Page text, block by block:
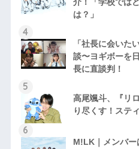
は？」
「社長に会いた
談〜ヨギボーを
長に直談判！
高尾颯斗、『リ
り尽くす！ステ
M!LK｜メンバー